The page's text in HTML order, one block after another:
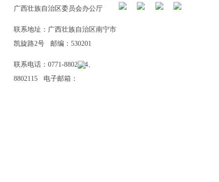
广西壮族自治区委员会办公厅
联系地址：广西壮族自治区南宁市
凯旋路2号 邮编：530201
联系电话：0771-8802114、
8802115 电子邮箱：